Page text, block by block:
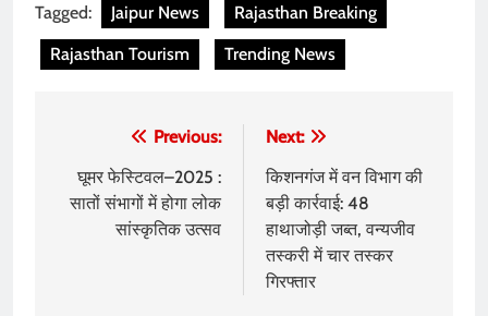
Tagged: Jaipur News
Rajasthan Breaking
Rajasthan Tourism
Trending News
navigation
Previous:
घूमर फेस्टिवल–2025 :
सातों संभागों में होगा लोक
सांस्कृतिक उत्सव
Next:
किशनगंज में वन विभाग की
बड़ी कार्रवाई: 48
हाथाजोड़ी जब्त, वन्यजीव
तस्करी में चार तस्कर
गिरफ्तार